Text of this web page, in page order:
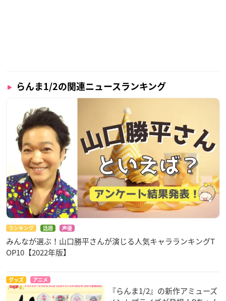
らんま1/2の関連ニュースランキング
ランキング 話題 声優
みんなが選ぶ！山口勝平さんが演じる人気キャラランキングT
OP10【2022年版】
グッズ アニメ
『らんま1/2』の新作アミューズ